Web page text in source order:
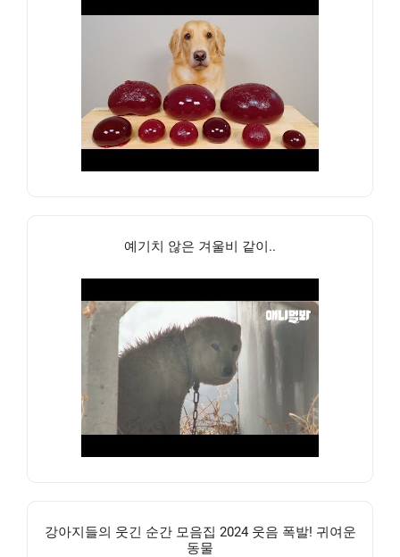
예기치 않은 겨울비 같이..
강아지들의 웃긴 순간 모음집 2024 웃음 폭발! 귀여운
동물